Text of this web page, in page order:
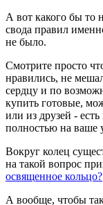
А вот какого бы то
свода правил
не было.
Смотрите просто
нравились, не
сердцу и по
купить готовые,
или из друзей -
полностью на ваше
Вокруг колец
на такой вопрос
освященное кольцо?
А вообще, чтобы